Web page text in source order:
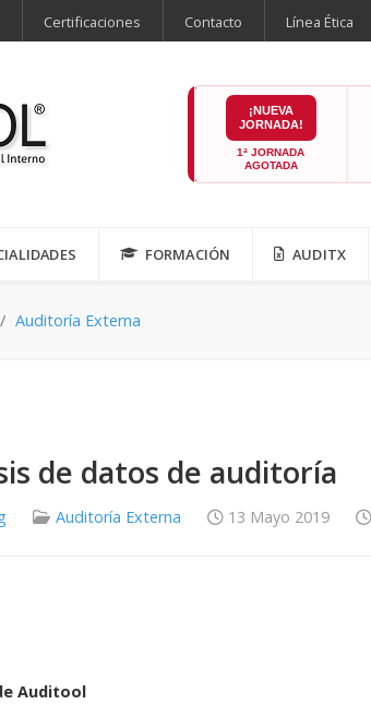
Certificaciones Contacto Línea Ética
¡NUEVA
JORNADA!
1ª JORNADA
AGOTADA
FORMACIÓN AUDITX
Auditoría Externa
de datos de auditoría
Auditoría Externa 13 Mayo 2019
Auditool